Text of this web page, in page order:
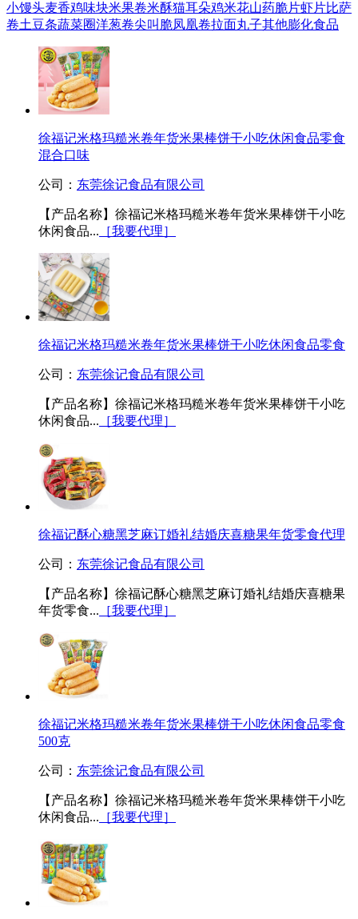
小馒头麦香鸡味块米果卷米酥猫耳朵鸡米花山药脆片虾片比萨
卷土豆条蔬菜圈洋葱卷尖叫脆凤凰卷拉面丸子其他膨化食品
徐福记米格玛糙米卷年货米果棒饼干小吃休闲食品零食
混合口味
公司： 东莞徐记食品有限公司
【产品名称】徐福记米格玛糙米卷年货米果棒饼干小吃
休闲食品... ［我要代理］
徐福记米格玛糙米卷年货米果棒饼干小吃休闲食品零食
公司： 东莞徐记食品有限公司
【产品名称】徐福记米格玛糙米卷年货米果棒饼干小吃
休闲食品... ［我要代理］
徐福记酥心糖黑芝麻订婚礼结婚庆喜糖果年货零食代理
公司： 东莞徐记食品有限公司
【产品名称】徐福记酥心糖黑芝麻订婚礼结婚庆喜糖果
年货零食... ［我要代理］
徐福记米格玛糙米卷年货米果棒饼干小吃休闲食品零食
500克
公司： 东莞徐记食品有限公司
【产品名称】徐福记米格玛糙米卷年货米果棒饼干小吃
休闲食品... ［我要代理］